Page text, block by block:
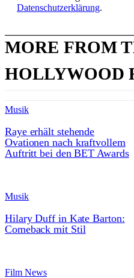
Datenschutzerklärung.
MORE FROM
HOLLYWOOD
Musik
Raye erhält stehende
Ovationen nach kraftvollem
Auftritt bei den BET Awards
Musik
Hilary Duff in Kate Barton:
Comeback mit Stil
Film News